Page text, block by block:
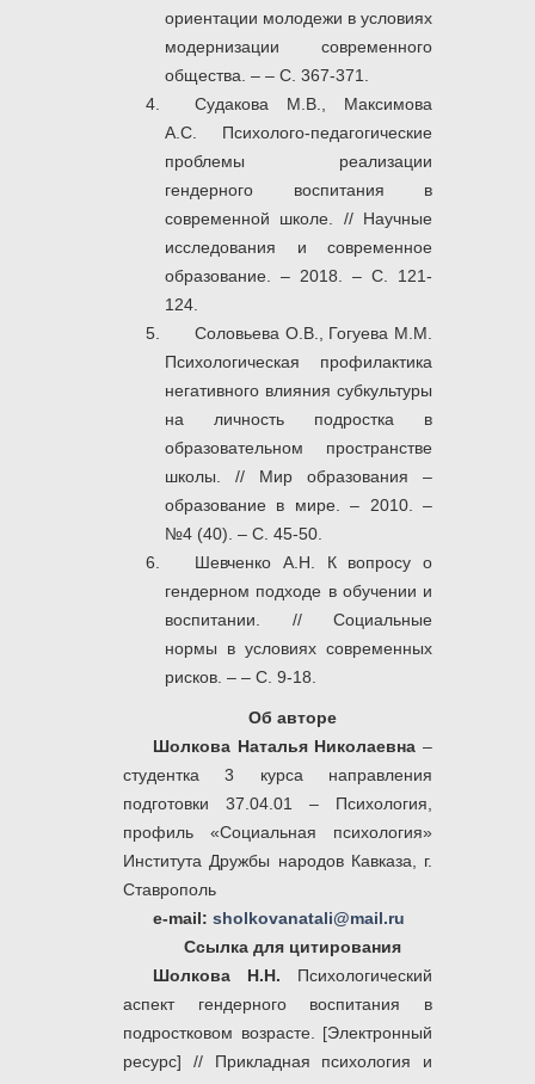
ориентации молодежи в условиях
модернизации современного
общества. – – С. 367-371.
Судакова М.В., Максимова
А.С. Психолого-педагогические
проблемы реализации
гендерного воспитания в
современной школе. // Научные
исследования и современное
образование. – 2018. – С. 121-
124.
Соловьева О.В., Гогуева М.М.
Психологическая профилактика
негативного влияния субкультуры
на личность подростка в
образовательном пространстве
школы. // Мир образования –
образование в мире. – 2010. –
№4 (40). – С. 45-50.
Шевченко А.Н. К вопросу о
гендерном подходе в обучении и
воспитании. // Социальные
нормы в условиях современных
рисков. – – С. 9-18.
Об авторе
Шолкова Наталья Николаевна –
студентка 3 курса направления
подготовки 37.04.01 – Психология,
профиль «Социальная психология»
Института Дружбы народов Кавказа, г.
Ставрополь
e-mail: sholkovanatali@mail.ru
Ссылка для цитирования
Шолкова Н.Н. Психологический
аспект гендерного воспитания в
подростковом возрасте. [Электронный
ресурс] // Прикладная психология и